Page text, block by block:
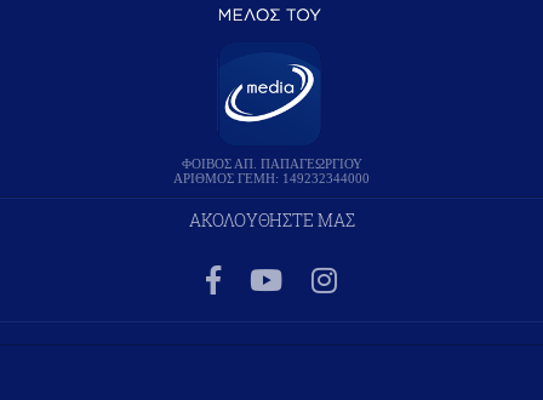
ΦΟΙΒΟΣ ΑΠ. ΠΑΠΑΓΕΩΡΓΙΟΥ
ΑΡΙΘΜΟΣ ΓΕΜΗ: 149232344000
ΑΚΟΛΟΥΘΗΣΤΕ ΜΑΣ